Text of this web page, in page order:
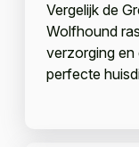
Vergelijk de
Wolfhound
verzorging
perfecte